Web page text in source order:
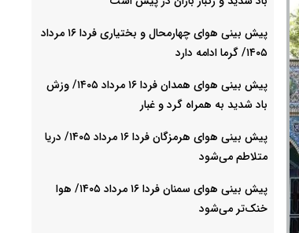
پیش بینی هوای چهارمحال و بختیاری فردا ۱۶ مرداد
۱۴۰۵/ گرما ادامه دارد
پیش بینی هوای همدان فردا ۱۶ مرداد ۱۴۰۵/ وزش
باد شدید به همراه گرد و غبار
پیش بینی هوای هرمزگان فردا ۱۶ مرداد ۱۴۰۵/ دریا
متلاطم می‌شود
پیش بینی هوای سمنان فردا ۱۶ مرداد ۱۴۰۵/ هوا
خنک‌تر می‌شود